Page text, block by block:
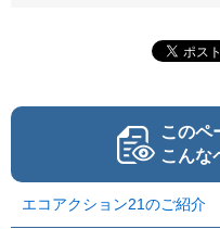
このペ
こんな
エコアクション21のご紹介